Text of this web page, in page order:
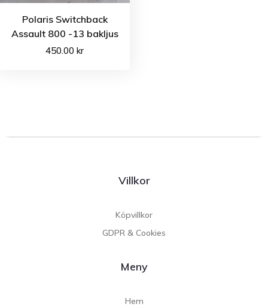
Polaris Switchback
Assault 800 -13 bakljus
450.00kr
Villkor
Köpvillkor
GDPR & Cookies
Meny
Hem